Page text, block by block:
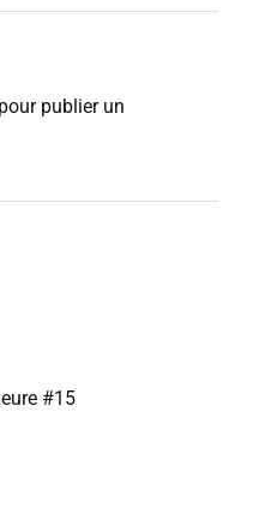
publier un
#15